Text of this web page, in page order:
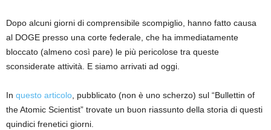
Dopo alcuni giorni di comprensibile scompiglio, hanno fatto causa
al DOGE presso una corte federale, che ha immediatamente
bloccato (almeno così pare) le più pericolose tra queste
sconsiderate attività. E siamo arrivati ad oggi.
In questo articolo , pubblicato (non è uno scherzo) sul “Bullettin of
the Atomic Scientist” trovate un buon riassunto della storia di questi
quindici frenetici giorni.